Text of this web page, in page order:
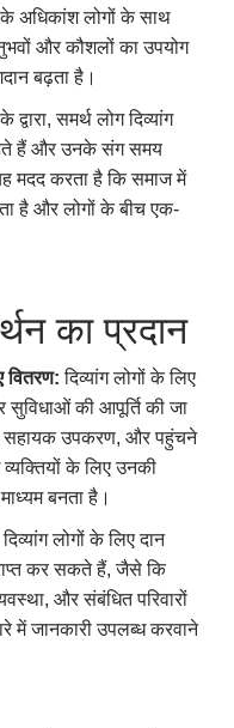
अधिकांश लोगों के साथ
और कौशलों का उपयोग
बढ़ता है।
द्वारा, समर्थ लोग दिव्यांग
हैं और उनके संग समय
मदद करता है कि समाज में
है और लोगों के बीच एक-
का प्रदान
दिव्यांग लोगों के लिए
की आपूर्ति की जा
उपकरण, और पहुंचने
के लिए उनकी
बनता है।
दिव्यांग लोगों के लिए दान
कर सकते हैं, जैसे कि
और संबंधित परिवारों
में जानकारी उपलब्ध करवाने